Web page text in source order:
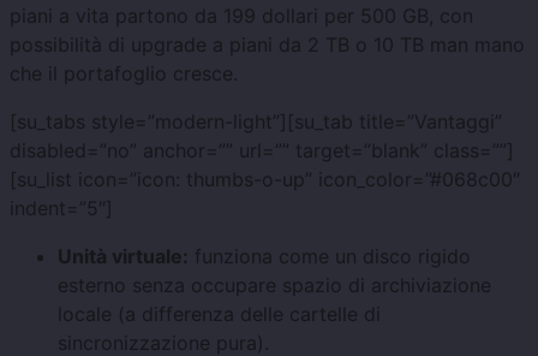
piani a vita partono da 199 dollari per 500 GB, con
possibilità di upgrade a piani da 2 TB o 10 TB man mano
che il portafoglio cresce.
[su_tabs style=”modern-light”][su_tab title=”Vantaggi”
disabled=”no” anchor=”” url=”” target=”blank” class=””]
[su_list icon=”icon: thumbs-o-up” icon_color=”#068c00″
indent=”5″]
Unità virtuale: funziona come un disco rigido
esterno senza occupare spazio di archiviazione
locale (a differenza delle cartelle di
sincronizzazione pura).